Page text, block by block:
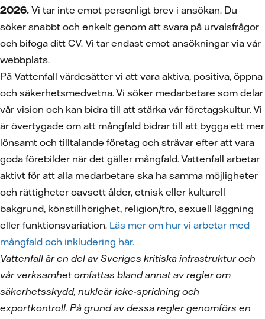
2026. Vi tar inte emot personligt brev i ansökan. Du
söker snabbt och enkelt genom att svara på urvalsfrågor
och bifoga ditt CV. Vi tar endast emot ansökningar via vår
webbplats.
På Vattenfall värdesätter vi att vara aktiva, positiva, öppna
och säkerhetsmedvetna. Vi söker medarbetare som delar
vår vision och kan bidra till att stärka vår företagskultur. Vi
är övertygade om att mångfald bidrar till att bygga ett mer
lönsamt och tilltalande företag och strävar efter att vara
goda förebilder när det gäller mångfald. Vattenfall arbetar
aktivt för att alla medarbetare ska ha samma möjligheter
och rättigheter oavsett ålder, etnisk eller kulturell
bakgrund, könstillhörighet, religion/tro, sexuell läggning
eller funktionsvariation. Läs mer om hur vi arbetar med
mångfald och inkludering här.
Vattenfall är en del av Sveriges kritiska infrastruktur och
vår verksamhet omfattas bland annat av regler om
säkerhetsskydd, nukleär icke-spridning och
exportkontroll. På grund av dessa regler genomförs en